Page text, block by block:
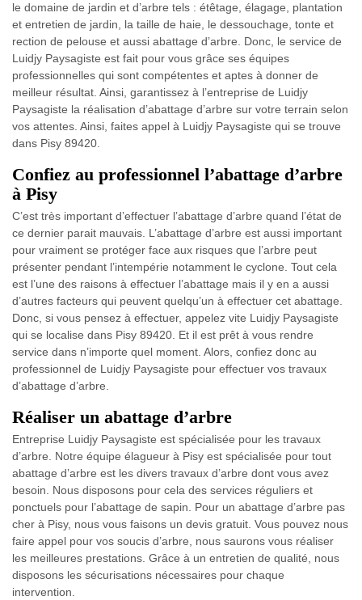
le domaine de jardin et d’arbre tels : étêtage, élagage, plantation
et entretien de jardin, la taille de haie, le dessouchage, tonte et
rection de pelouse et aussi abattage d’arbre. Donc, le service de
Luidjy Paysagiste est fait pour vous grâce ses équipes
professionnelles qui sont compétentes et aptes à donner de
meilleur résultat. Ainsi, garantissez à l’entreprise de Luidjy
Paysagiste la réalisation d’abattage d’arbre sur votre terrain selon
vos attentes. Ainsi, faites appel à Luidjy Paysagiste qui se trouve
dans Pisy 89420.
Confiez au professionnel l’abattage d’arbre
à Pisy
C’est très important d’effectuer l’abattage d’arbre quand l’état de
ce dernier parait mauvais. L’abattage d’arbre est aussi important
pour vraiment se protéger face aux risques que l’arbre peut
présenter pendant l’intempérie notamment le cyclone. Tout cela
est l’une des raisons à effectuer l’abattage mais il y en a aussi
d’autres facteurs qui peuvent quelqu’un à effectuer cet abattage.
Donc, si vous pensez à effectuer, appelez vite Luidjy Paysagiste
qui se localise dans Pisy 89420. Et il est prêt à vous rendre
service dans n’importe quel moment. Alors, confiez donc au
professionnel de Luidjy Paysagiste pour effectuer vos travaux
d’abattage d’arbre.
Réaliser un abattage d’arbre
Entreprise Luidjy Paysagiste est spécialisée pour les travaux
d’arbre. Notre équipe élagueur à Pisy est spécialisée pour tout
abattage d’arbre est les divers travaux d’arbre dont vous avez
besoin. Nous disposons pour cela des services réguliers et
ponctuels pour l’abattage de sapin. Pour un abattage d’arbre pas
cher à Pisy, nous vous faisons un devis gratuit. Vous pouvez nous
faire appel pour vos soucis d’arbre, nous saurons vous réaliser
les meilleures prestations. Grâce à un entretien de qualité, nous
disposons les sécurisations nécessaires pour chaque
intervention.